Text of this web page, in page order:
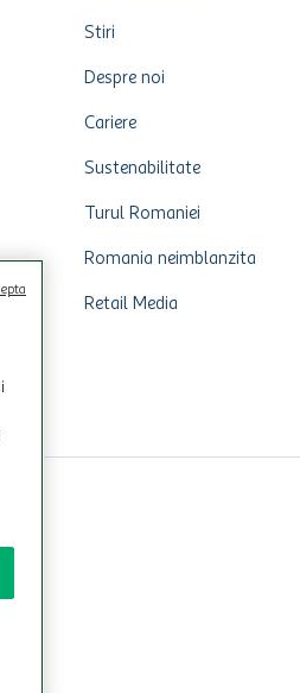
Stiri
Despre noi
Cariere
Sustenabilitate
Turul Romaniei
Romania neimblanzita
Retail Media